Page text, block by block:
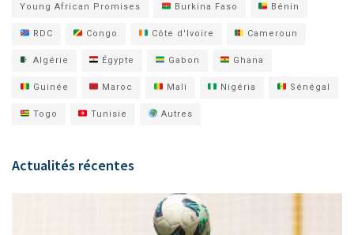
Young African Promises Burkina Faso Bénin
RDC Congo Côte d'Ivoire Cameroun
Algérie Égypte Gabon Ghana
Guinée Maroc Mali Nigéria Sénégal
Togo Tunisie Autres
Actualités récentes